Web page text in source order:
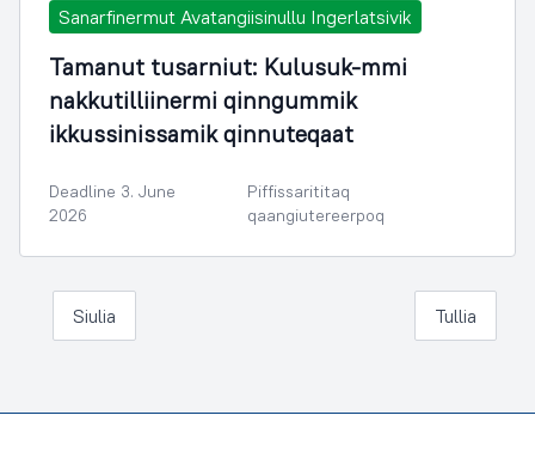
Sanarfinermut Avatangiisinullu Ingerlatsivik
Tamanut tusarniut: Kulusuk-mmi
nakkutilliinermi qinngummik
ikkussinissamik qinnuteqaat
Deadline 3. June
2026
Piffissarititaq
qaangiutereerpoq
Siulia Tullia